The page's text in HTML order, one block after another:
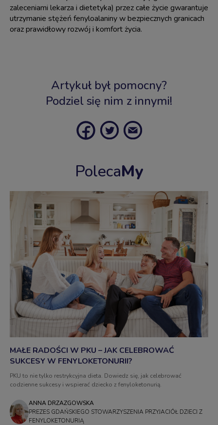
zaleceniami lekarza i dietetyka) przez całe życie gwarantuje
utrzymanie stężeń fenyloalaniny w bezpiecznych granicach
oraz prawidłowy rozwój i komfort życia.
Artykuł był pomocny?
Podziel się nim z innymi!
PolecaMy
MAŁE RADOŚCI W PKU – JAK CELEBROWAĆ
SUKCESY W FENYLOKETONURII?
PKU to nie tylko restrykcyjna dieta. Dowiedz się, jak celebrować
codzienne sukcesy i wspierać dziecko z fenyloketonurią.
ANNA DRZAZGOWSKA
PREZES GDAŃSKIEGO STOWARZYSZENIA PRZYJACIÓŁ DZIECI Z
FENYLOKETONURIĄ